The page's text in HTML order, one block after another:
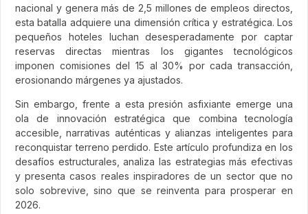
nacional y genera más de 2,5 millones de empleos directos,
esta batalla adquiere una dimensión crítica y estratégica. Los
pequeños hoteles luchan desesperadamente por captar
reservas directas mientras los gigantes tecnológicos
imponen comisiones del 15 al 30% por cada transacción,
erosionando márgenes ya ajustados.
Sin embargo, frente a esta presión asfixiante emerge una
ola de innovación estratégica que combina tecnología
accesible, narrativas auténticas y alianzas inteligentes para
reconquistar terreno perdido. Este artículo profundiza en los
desafíos estructurales, analiza las estrategias más efectivas
y presenta casos reales inspiradores de un sector que no
solo sobrevive, sino que se reinventa para prosperar en
2026.